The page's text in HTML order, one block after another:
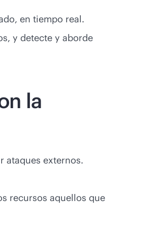
en tiempo real.
y detecte y aborde
la
ataques externos.
recursos aquellos que